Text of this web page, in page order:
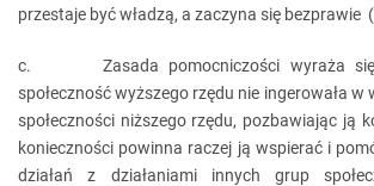
przestaje być władzą, a zaczyna się bezprawie
c. Zasada pomocniczości wyraża się
społeczność wyższego rzędu nie ingerowała
społeczności niższego rzędu, pozbawiając ją
konieczności powinna raczej ją wspierać i
działań z działaniami innych grup